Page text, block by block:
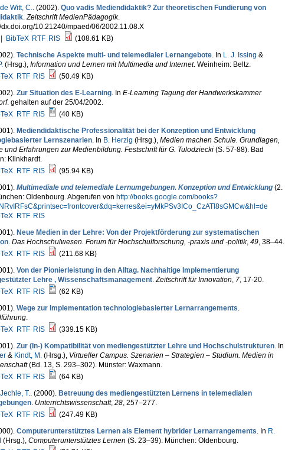
de Witt, C.. (2002). Quo vadis Mediendidaktik? Zur theoretischen Fundierung von
.Zeitschrift MedienPädagogik.
10.21240/mpaed/06/2002.11.08.X
BibTeX RTF RIS
(108.61 KB)
Technische Aspekte multi- und telemedialer Lernangebote. In L. J. Issing &
(Hrsg.), Information und Lernen mit Multimedia und Internet. Weinheim: Beltz.
RTF RIS
(50.49 KB)
Zur Situation des E-Learning. In E-Learning Tagung der Handwerkskammer
. gehalten auf der 25/04/2002.
RTF RIS
(40 KB)
Mediendidaktische Professionalität bei der Konzeption und Entwicklung
Lernszenarien. In B. Herzig (Hrsg.), Medien machen Schule. Grundlagen,
und Erfahrungen zur Medienbildung. Festschrift für G. Tulodziecki(S. 57-88). Bad
Klinkhardt.
RTF RIS
(95.94 KB)
Multimediale und telemediale Lernumgebungen. Konzeption und Entwicklung(2.
Oldenbourg. Abgerufen von http://books.google.com/books?
RTF RIS
Neue Medien in der Lehre: Von der Projektförderung zur systematischen
. Das Hochschulwesen. Forum für Hochschulforschung, -praxis und -politik, 49, 38–44.
RTF RIS
(211.68 KB)
Von der Pionierleistung in den Alltag. Nachhaltige Implementierung
Lehre , Wissenschaftsmanagement.Zeitschrift für Innovation, 7, 17-20.
RTF RIS
(62 KB)
Wege zur Implementation technologiebasierter Lernarrangements.
.
RTF RIS
(339.15 KB)
Zur (In-) Kompatibilität von mediengestützter Lehre und Hochschulstrukturen. In
& Kindt, M.(Hrsg.), Virtueller Campus. Szenarien – Strategien – Studium. Medien in
(Bd. 13, S. 293–302). Münster: Waxmann.
RTF RIS
(64 KB)
Jechle, T.. (2000). Betreuung des mediengestützten Lernens in telemedialen
. Unterrichtswissenschaft, 28, 257–277.
RTF RIS
(247.49 KB)
Computerunterstütztes Lernen als Element hybrider Lernarrangements. In R.
(Hrsg.), Computerunterstütztes Lernen (S. 23–39). München: Oldenbourg.